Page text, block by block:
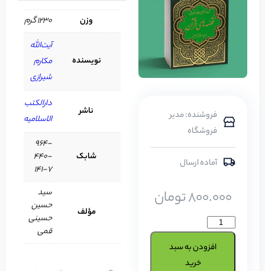
فروشنده: مدیر
فروشگاه
آماده ارسال
800.000تومان
افزودن به سبد
خرید
وزن 1230 گرم
نویسنده
آیت‌الله
مکارم
شیرازی
ناشر
دارالکتب
الاسلامیه
شابک
964-
440-
141-7
مؤلف
سید
حسین
حسینی
قمی